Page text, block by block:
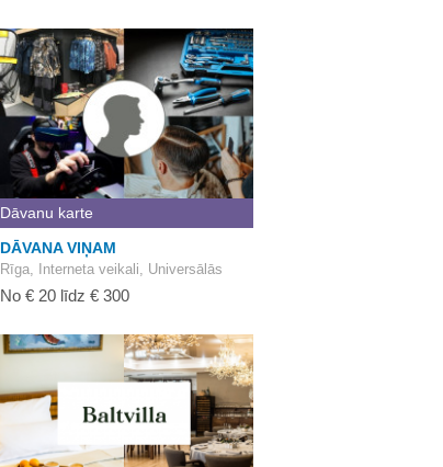
Dāvanu karte
DĀVANA VIŅAM
Rīga, Interneta veikali, Universālās
No € 20 līdz € 300